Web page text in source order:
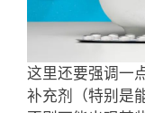
这里还要强调一
补充剂（特别是